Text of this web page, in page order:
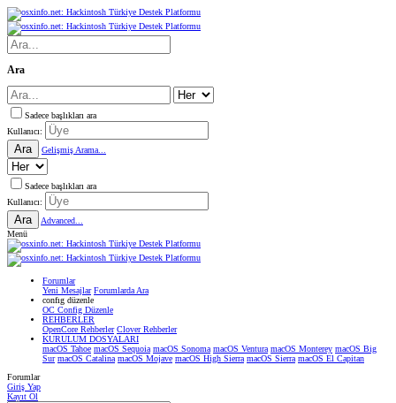
Ara
Sadece başlıkları ara
Kullanıcı:
Ara Gelişmiş Arama...
Sadece başlıkları ara
Kullanıcı:
Ara
Advanced...
Menü
Forumlar
Yeni Mesajlar Forumlarda Ara
confıg düzenle
OC Config Düzenle
REHBERLER
OpenCore Rehberler Clover Rehberler
KURULUM DOSYALARI
macOS Tahoe macOS Sequoia macOS Sonoma macOS Ventura macOS Monterey macOS Big
Sur macOS Catalina macOS Mojave macOS High Sierra macOS Sierra macOS El Capitan
Forumlar
Giriş Yap
Kayıt Ol